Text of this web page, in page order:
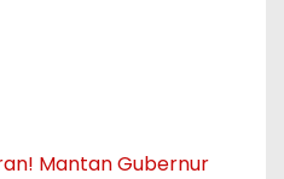
Mantan Gubernur